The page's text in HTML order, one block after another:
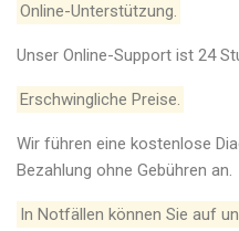
Online-Unterstützung.
Unser Online-Support ist 24
Erschwingliche Preise.
Wir führen eine kostenlose
Bezahlung ohne Gebühren an.
In Notfällen können Sie auf